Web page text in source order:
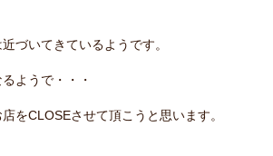
づいてきているようです。
ようで・・・
をCLOSEさせて頂こうと思います。